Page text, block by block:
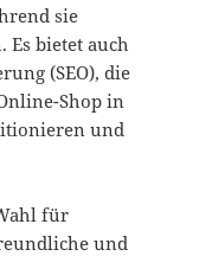
sie
bietet auch
(SEO), die
Shop in
und
für
und